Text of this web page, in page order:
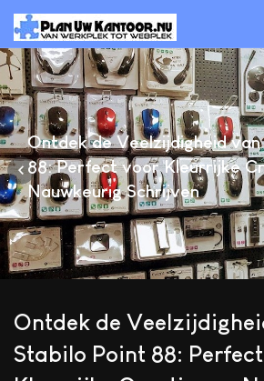
Ontdek de Veelzijdigheid
88: Perfect voor Kleurrijke
Nauwkeurig Schrijven
Ontdek de
Stabilo Point 88: